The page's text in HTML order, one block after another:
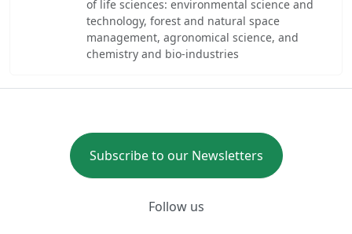
of life sciences: environmental science and
technology, forest and natural space
management, agronomical science, and
chemistry and bio-industries
Subscribe to our Newsletters
Follow us